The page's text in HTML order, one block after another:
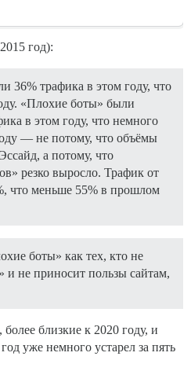
год):
36% трафика в этом году, что
«Плохие боты» были
в этом году, что немного
— не потому, что объёмы
а потому, что
резко выросло. Трафик от
что меньше 55% в прошлом
боты» как тех, кто не
и не приносит пользы сайтам,
близкие к 2020 году, и
уже немного устарел за пять